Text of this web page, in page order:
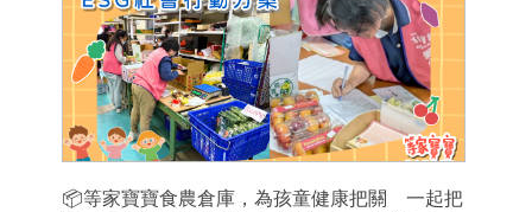
📦等家寶寶食農倉庫，為孩童健康把關 一起把